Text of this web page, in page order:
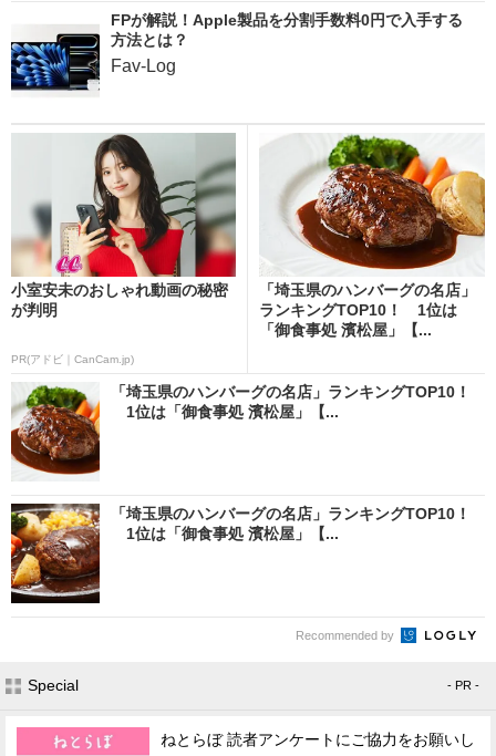
FPが解説！Apple製品を分割手数料0円で入手する
方法とは？
Fav-Log
小室安未のおしゃれ動画の秘密
が判明
PR(アドビ｜CanCam.jp)
「埼玉県のハンバーグの名店」
ランキングTOP10！ 1位は
「御食事処 濱松屋」【...
「埼玉県のハンバーグの名店」ランキングTOP10！
1位は「御食事処 濱松屋」【...
「埼玉県のハンバーグの名店」ランキングTOP10！
1位は「御食事処 濱松屋」【...
Recommended by
Special - PR -
ねとらぼ 読者アンケートにご協力をお願いし